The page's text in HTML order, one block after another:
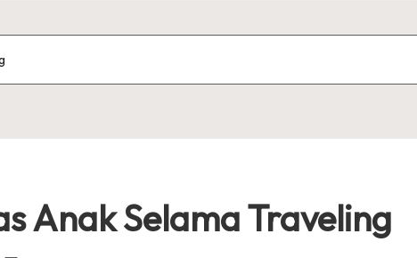
Anak Selama Traveling